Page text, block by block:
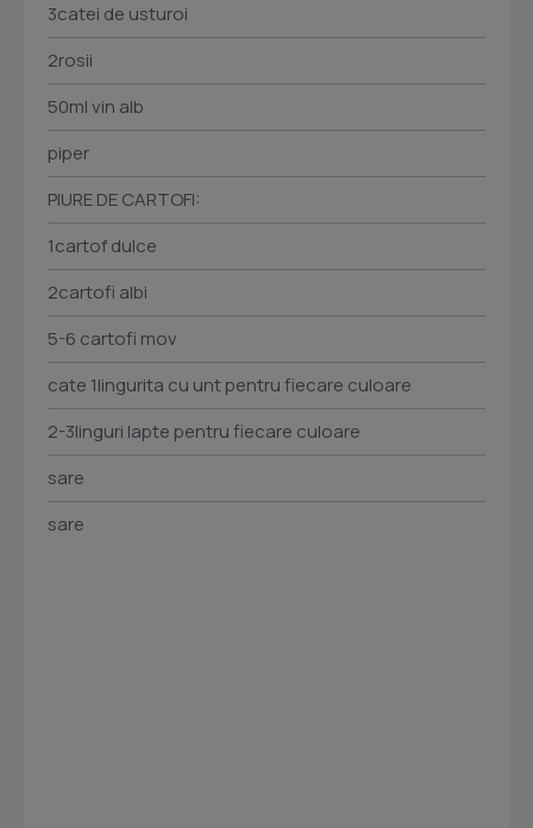
3catei de usturoi
2rosii
50ml vin alb
piper
PIURE DE CARTOFI:
1cartof dulce
2cartofi albi
5-6 cartofi mov
cate 1lingurita cu unt pentru fiecare culoare
2-3linguri lapte pentru fiecare culoare
sare
sare